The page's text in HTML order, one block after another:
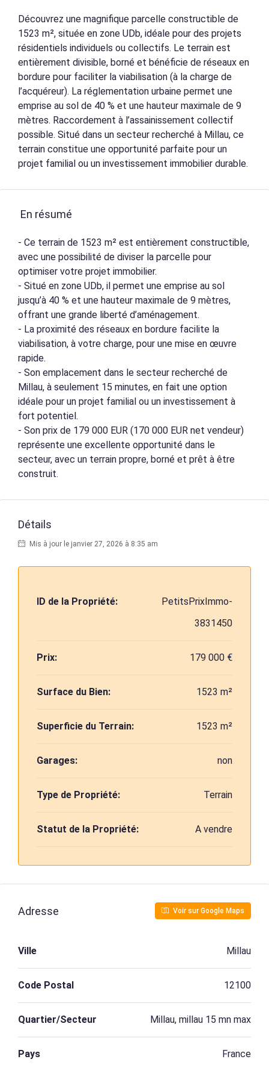
Découvrez une magnifique parcelle constructible de
1523 m², située en zone UDb, idéale pour des projets
résidentiels individuels ou collectifs. Le terrain est
entièrement divisible, borné et bénéficie de réseaux en
bordure pour faciliter la viabilisation (à la charge de
l’acquéreur). La réglementation urbaine permet une
emprise au sol de 40 % et une hauteur maximale de 9
mètres. Raccordement à l’assainissement collectif
possible. Situé dans un secteur recherché à Millau, ce
terrain constitue une opportunité parfaite pour un
projet familial ou un investissement immobilier durable.
En résumé
- Ce terrain de 1523 m² est entièrement constructible,
avec une possibilité de diviser la parcelle pour
optimiser votre projet immobilier.
- Situé en zone UDb, il permet une emprise au sol
jusqu’à 40 % et une hauteur maximale de 9 mètres,
offrant une grande liberté d’aménagement.
- La proximité des réseaux en bordure facilite la
viabilisation, à votre charge, pour une mise en œuvre
rapide.
- Son emplacement dans le secteur recherché de
Millau, à seulement 15 minutes, en fait une option
idéale pour un projet familial ou un investissement à
fort potentiel.
- Son prix de 179 000 EUR (170 000 EUR net vendeur)
représente une excellente opportunité dans le
secteur, avec un terrain propre, borné et prêt à être
construit.
Détails
Mis à jour le janvier 27, 2026 à 8:35 am
ID de la Propriété:
PetitsPrixImmo-
3831450
Prix: 179 000 €
Surface du Bien: 1523 m²
Superficie du Terrain: 1523 m²
Garages: non
Type de Propriété: Terrain
Statut de la Propriété: A vendre
Adresse Voir sur Google Maps
Ville Millau
Code Postal 12100
Quartier/Secteur Millau, millau 15 mn max
Pays France